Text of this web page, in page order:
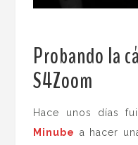
Probando la
S4Zoom
Hace unos días
Minube a hacer